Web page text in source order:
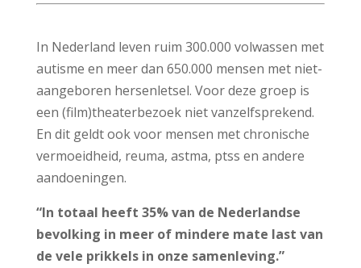
In Nederland leven ruim 300.000 volwassen met
autisme en meer dan 650.000 mensen met niet-
aangeboren hersenletsel. Voor deze groep is
een (film)theaterbezoek niet vanzelfsprekend.
En dit geldt ook voor mensen met chronische
vermoeidheid, reuma, astma, ptss en andere
aandoeningen.
“In totaal heeft 35% van de Nederlandse
bevolking in meer of mindere mate last van
de vele prikkels in onze samenleving.”